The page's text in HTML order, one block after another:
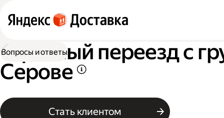
Офисный переезд с
Серове
Стать клиентом
Вопросы и ответы